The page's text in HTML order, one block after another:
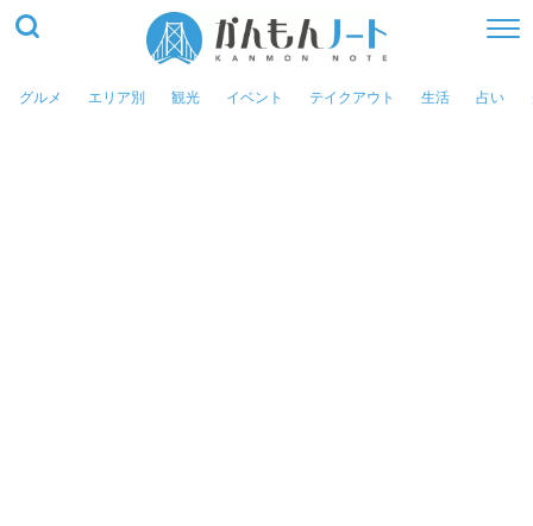
グルメ エリア別 観光 イベント テイクアウト 生活 占い